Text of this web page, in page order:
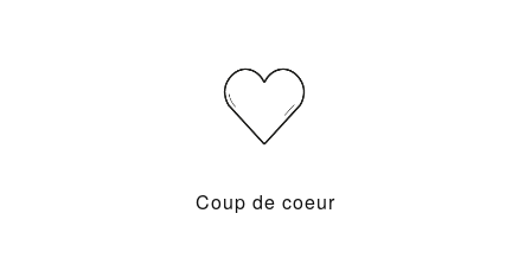
Coup de coeur